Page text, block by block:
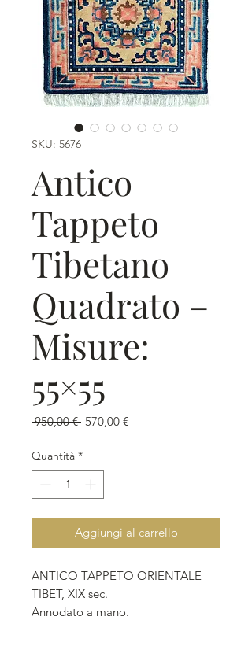
SKU: 5676
Antico
Tappeto
Tibetano
Quadrato –
Misure:
55×55
950,00 € Prezzo
570,00 €Prezzo
Quantità *
Aggiungi al carrello
ANTICO TAPPETO ORIENTALE
TIBET, XIX sec.
Annodato a mano.